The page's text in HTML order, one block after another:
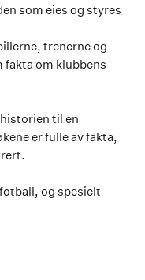
som eies og styres
trenerne og
fakta om klubbens
til en
er fulle av fakta,
og spesielt